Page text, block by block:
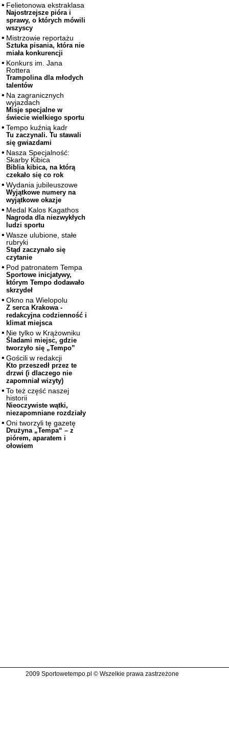
Felietonowa ekstraklasa
Najostrzejsze pióra i
sprawy, o których mówili
wszyscy
Mistrzowie reportażu
Sztuka pisania, która nie
miała konkurencji
Konkurs im. Jana
Rottera
Trampolina dla młodych
talentów
Na zagranicznych
wyjazdach
Misje specjalne w
świecie wielkiego sportu
Tempo kuźnią kadr
Tu zaczynali. Tu stawali
się gwiazdami
Nasza Specjalność:
Skarby Kibica
Biblia kibica, na którą
czekało się co rok
Wydania jubileuszowe
Wyjątkowe numery na
wyjątkowe okazje
Medal Kalos Kagathos
Nagroda dla niezwykłych
ludzi sportu
Wasze ulubione, stałe
rubryki
Stąd zaczynało się
czytanie
Pod patronatem Tempa
Sportowe inicjatywy,
którym Tempo dodawało
skrzydeł
Okno na Wielopolu
Z serca Krakowa -
redakcyjna codzienność i
klimat miejsca
Nie tylko w Krążowniku
Śladami miejsc, gdzie
tworzyło się „Tempo”
Gościli w redakcji
Kto przeszedł przez te
drzwi (i dlaczego nie
zapomniał wizyty)
To też część naszej
historii
Nieoczywiste wątki,
niezapomniane rozdziały
Oni tworzyli tę gazetę
Drużyna „Tempa“ – z
piórem, aparatem i
ołowiem
2009 Sportowetempo.pl © Wszelkie prawa zastrzeżone